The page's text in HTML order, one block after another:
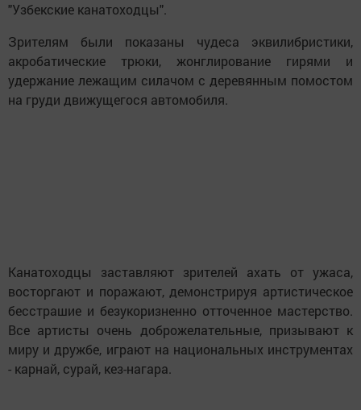
"Узбекские канатоходцы".
Зрителям были показаны чудеса эквилибристики,
акробатические трюки, жонглирование гирями и
удержание лежащим силачом с деревянным помостом
на груди движущегося автомобиля.
Канатоходцы заставляют зрителей ахать от ужаса,
восторгают и поражают, демонстрируя артистическое
бесстрашие и безукоризненно отточенное мастерство.
Все артисты очень доброжелательные, призывают к
миру и дружбе, играют на национальных инструментах
- карнай, сурай, кез-нагара.